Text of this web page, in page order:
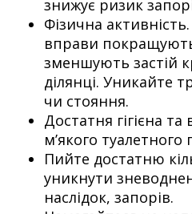
знижує ризик
Фізична
вправи
зменшують застій
ділянці. Уникайте
чи стояння.
Достатня гігієна
м’якого туалетного
Пийте достатню
уникнути
наслідок, запорів.